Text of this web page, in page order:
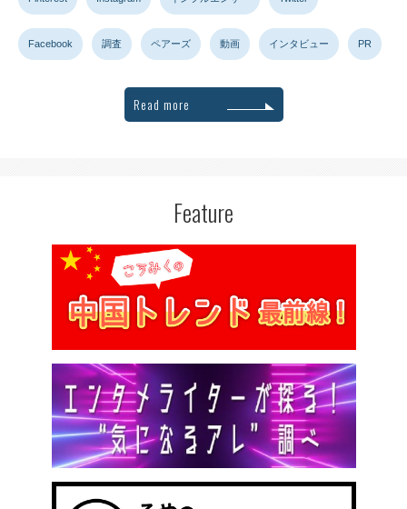
Facebook 調査 ペアーズ 動画 インタビュー PR
Read more
Feature